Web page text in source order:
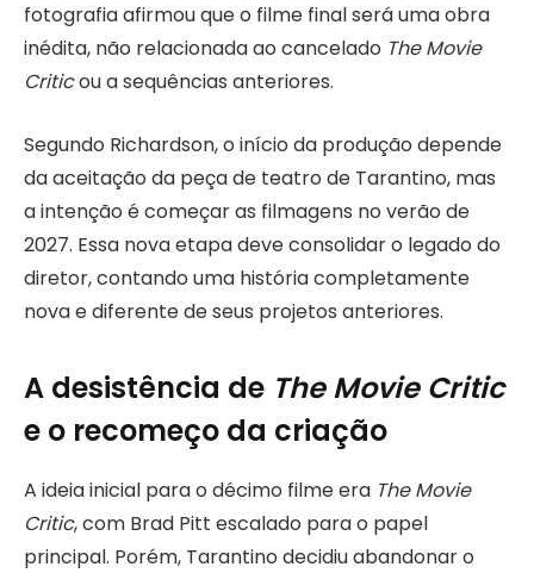
fotografia afirmou que o filme final será uma obra
inédita, não relacionada ao cancelado The Movie
Criticou a sequências anteriores.
Segundo Richardson, o início da produção depende
da aceitação da peça de teatro de Tarantino, mas
a intenção é começar as filmagens no verão de
2027. Essa nova etapa deve consolidar o legado do
diretor, contando uma história completamente
nova e diferente de seus projetos anteriores.
A desistência de The Movie Critic
e o recomeço da criação
A ideia inicial para o décimo filme era The Movie
Critic, com Brad Pitt escalado para o papel
principal. Porém, Tarantino decidiu abandonar o